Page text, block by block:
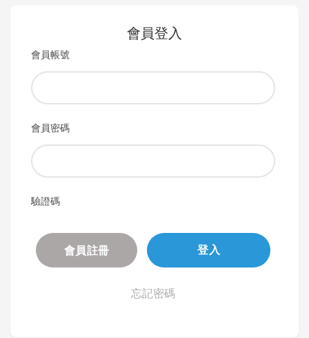
會員登入
會員帳號
會員密碼
驗證碼
會員註冊 登入
忘記密碼